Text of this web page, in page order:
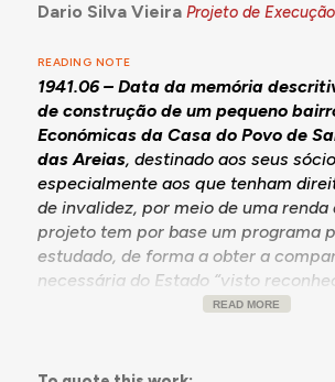
Dario Silva Vieira Projeto de Execução
READING NOTE
1941.06 – Data da memória
de construção de um pequeno
Económicas da Casa do Povo de
das Areias, destinado aos seus
especialmente aos que tenham
de invalidez, por meio de uma renda
projeto tem por base um programa
estudado, de forma a obter a
necessária do Estado “visto
antemão não poder, só por si, com o
bairro “no sentido perpendicular à
READ MORE